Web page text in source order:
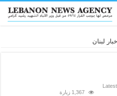
لبنان
Latest
1,367 زيارة